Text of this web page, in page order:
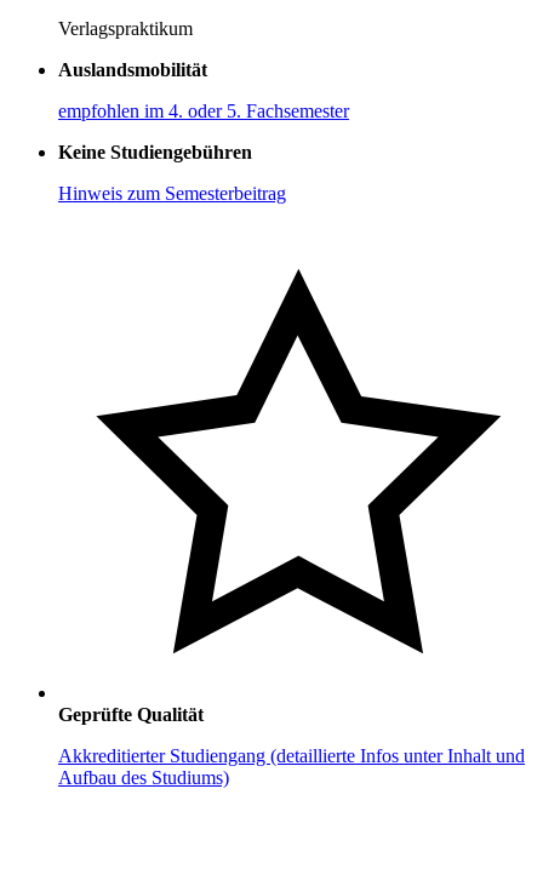
Verlagspraktikum
Auslandsmobilität
empfohlen im 4. oder 5. Fachsemester
Keine Studiengebühren
Hinweis zum Semesterbeitrag
Geprüfte Qualität
Akkreditierter Studiengang (detaillierte Infos unter Inhalt und
Aufbau des Studiums)